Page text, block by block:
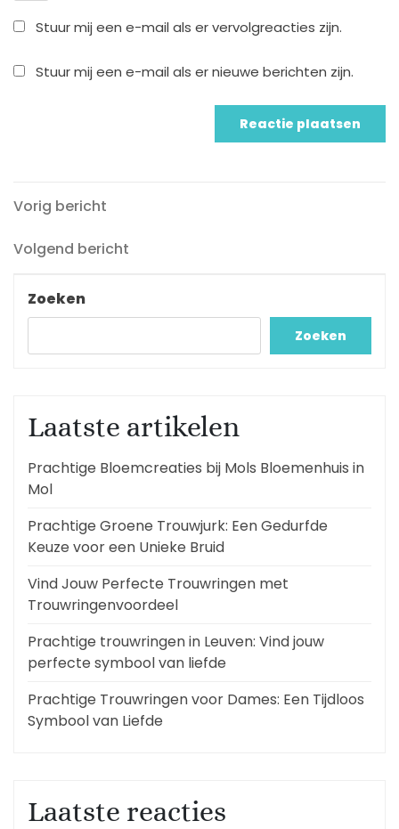
Stuur mij een e-mail als er vervolgreacties zijn.
Stuur mij een e-mail als er nieuwe berichten zijn.
Berichtnavigatie
Vorig
Vorig bericht
Volgend
Volgend bericht
Zoeken
Zoeken
Laatste artikelen
Prachtige Bloemcreaties bij Mols Bloemenhuis in
Mol
Prachtige Groene Trouwjurk: Een Gedurfde
Keuze voor een Unieke Bruid
Vind Jouw Perfecte Trouwringen met
Trouwringenvoordeel
Prachtige trouwringen in Leuven: Vind jouw
perfecte symbool van liefde
Prachtige Trouwringen voor Dames: Een Tijdloos
Symbool van Liefde
Laatste reacties